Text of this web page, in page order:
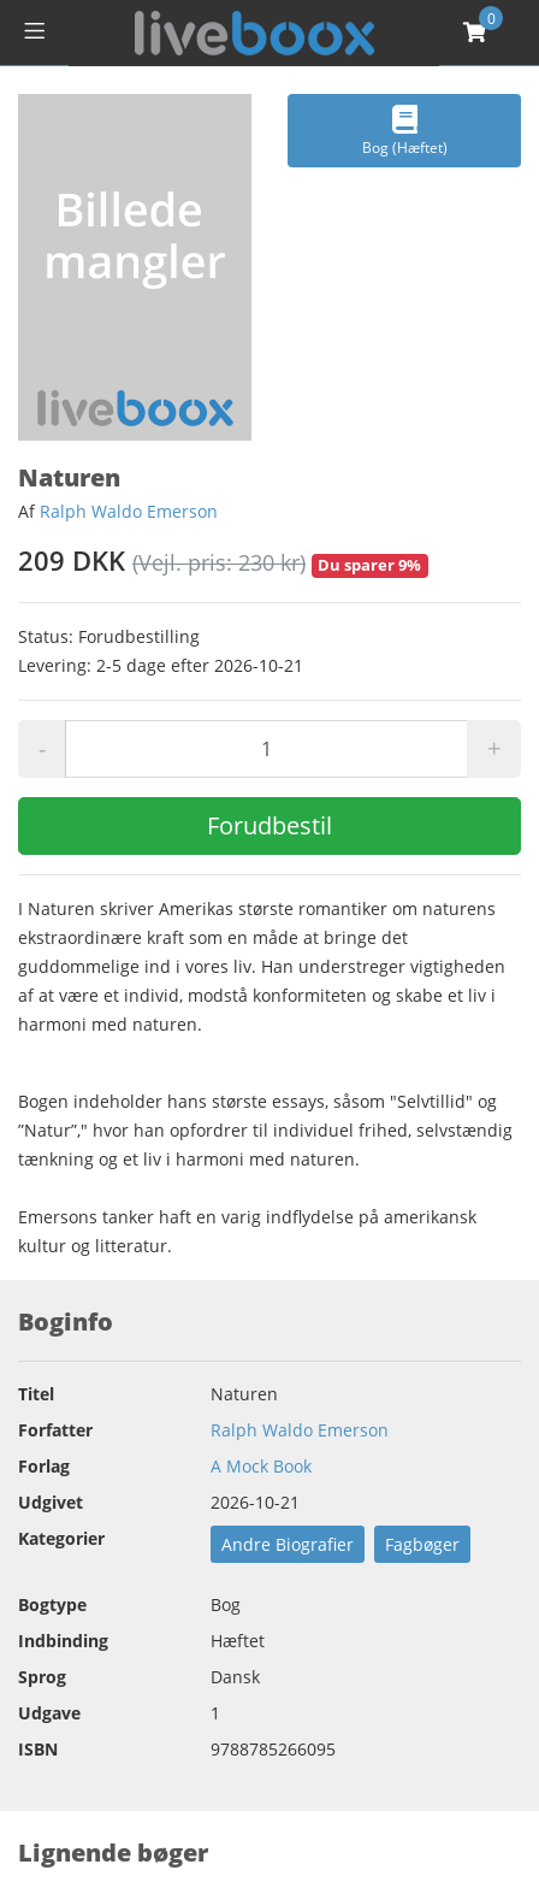
0
Bog (Hæftet)
Naturen
Af Ralph Waldo Emerson
209 DKK (Vejl. pris: 230 kr) Du sparer 9%
Status: Forudbestilling
Levering: 2-5 dage efter 2026-10-21
- +
Forudbestil
I Naturen skriver Amerikas største romantiker om naturens
ekstraordinære kraft som en måde at bringe det
guddommelige ind i vores liv. Han understreger vigtigheden
af at være et individ, modstå konformiteten og skabe et liv i
harmoni med naturen.
Bogen indeholder hans største essays, såsom "Selvtillid" og
”Natur”," hvor han opfordrer til individuel frihed, selvstændig
tænkning og et liv i harmoni med naturen.
Emersons tanker haft en varig indflydelse på amerikansk
kultur og litteratur.
Boginfo
Titel
Naturen
Forfatter
Ralph Waldo Emerson
Forlag
A Mock Book
Udgivet
2026-10-21
Kategorier
Andre Biografier Fagbøger
Bogtype
Bog
Indbinding
Hæftet
Sprog
Dansk
Udgave
1
ISBN
9788785266095
Lignende bøger